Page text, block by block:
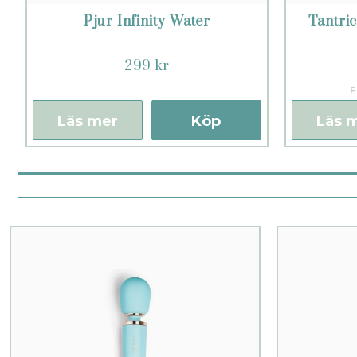
Pjur Infinity Water
299 kr
Köp
Läs mer Läs